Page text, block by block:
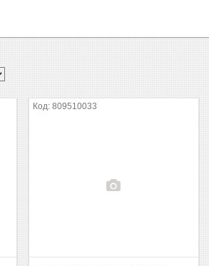
809510033